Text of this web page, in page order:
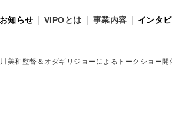
お知らせ VIPOとは
VIPOとは
事業内容
インタ
美和監督＆オダギリジョーによるトークショー開